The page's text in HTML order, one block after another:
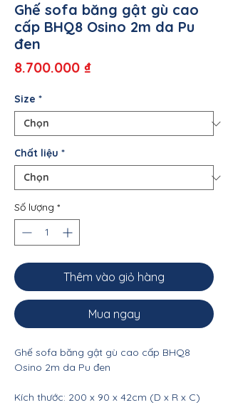
Ghế sofa băng gật gù cao
cấp BHQ8 Osino 2m da Pu
đen
8.700.000 ₫Giá
Size *
Chất liệu *
Số lượng *
Thêm vào giỏ hàng
Mua ngay
Ghế sofa băng gật gù cao cấp BHQ8
Osino 2m da Pu đen
Kích thước: 200 x 90 x 42cm (D x R x C)